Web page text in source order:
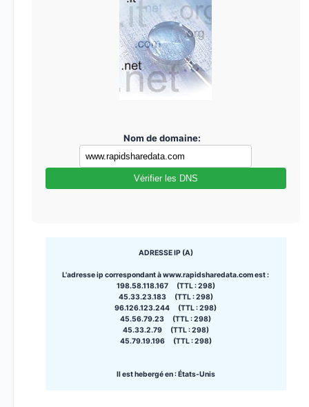
Nom de domaine:
Vérifier les DNS
ADRESSE IP (A)
L'adresse ip correspondant à www.rapidsharedata.com est :
198.58.118.167 (TTL : 298)
45.33.23.183 (TTL : 298)
96.126.123.244 (TTL : 298)
45.56.79.23 (TTL : 298)
45.33.2.79 (TTL : 298)
45.79.19.196 (TTL : 298)
Il est hebergé en : États-Unis